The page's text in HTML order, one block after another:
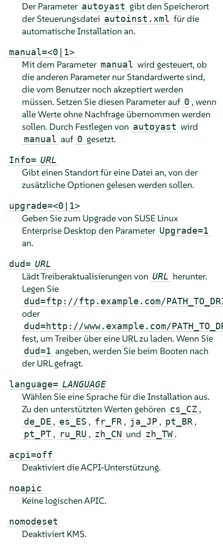
Der Parameter autoyast gibt den Speicherort
der Steuerungsdatei autoinst.xml für die
automatische Installation an.
manual=<0|1>
Mit dem Parameter manual wird gesteuert, ob
die anderen Parameter nur Standardwerte sind,
die vom Benutzer noch akzeptiert werden
müssen. Setzen Sie diesen Parameter auf 0 , wenn
alle Werte ohne Nachfrage übernommen werden
sollen. Durch Festlegen von autoyast wird
manual auf 0 gesetzt.
Info= URL
Gibt einen Standort für eine Datei an, von der
zusätzliche Optionen gelesen werden sollen.
upgrade=<0|1>
Geben Sie zum Upgrade von SUSE Linux
Enterprise Desktop den Parameter Upgrade=1
an.
dud= URL
Lädt Treiberaktualisierungen von URL herunter.
Legen Sie
dud=ftp://ftp.example.com/
oder
dud=http://www.example.com/
fest, um Treiber über eine URL zu laden. Wenn Sie
dud=1 angeben, werden Sie beim Booten nach
der URL gefragt.
language= LANGUAGE
Wählen Sie eine Sprache für die Installation aus.
Zu den unterstützten Werten gehören cs_CZ ,
de_DE , es_ES , fr_FR , ja_JP , pt_BR ,
pt_PT , ru_RU , zh_CN und zh_TW .
acpi=off
Deaktiviert die ACPI-Unterstützung.
noapic
Keine logischen APIC.
nomodeset
Deaktiviert KMS.